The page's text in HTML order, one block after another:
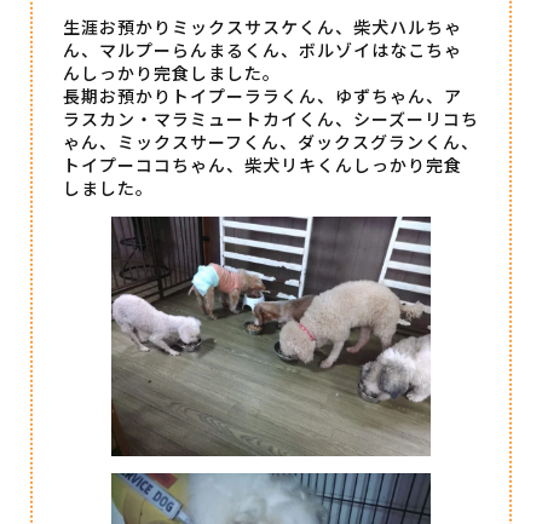
生涯お預かりミックスサスケくん、柴犬ハルちゃ
ん、マルプーらんまるくん、ボルゾイはなこちゃ
んしっかり完食しました。
長期お預かりトイプーララくん、ゆずちゃん、ア
ラスカン・マラミュートカイくん、シーズーリコち
ゃん、ミックスサーフくん、ダックスグランくん、
トイプーココちゃん、柴犬リキくんしっかり完食
しました。